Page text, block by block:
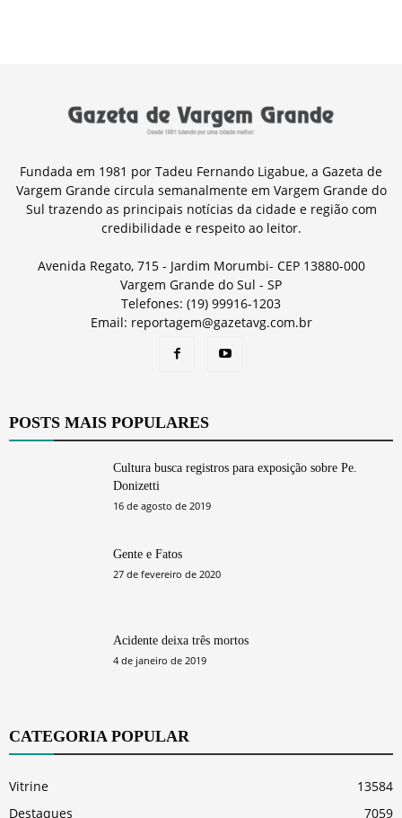
Fundada em 1981 por Tadeu Fernando Ligabue, a Gazeta de
Vargem Grande circula semanalmente em Vargem Grande do
Sul trazendo as principais notícias da cidade e região com
credibilidade e respeito ao leitor.
Avenida Regato, 715 - Jardim Morumbi- CEP 13880-000
Vargem Grande do Sul - SP
Telefones: (19) 99916-1203
Email: reportagem@gazetavg.com.br
POSTS MAIS POPULARES
Cultura busca registros para exposição sobre Pe.
Donizetti
16 de agosto de 2019
Gente e Fatos
27 de fevereiro de 2020
Acidente deixa três mortos
4 de janeiro de 2019
CATEGORIA POPULAR
Vitrine
13584
Destaques
7059